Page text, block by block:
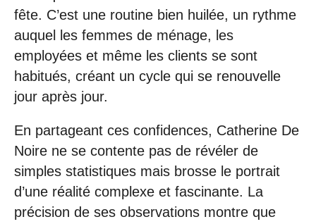
fête. C’est une routine bien huilée, un rythme
auquel les femmes de ménage, les
employées et même les clients se sont
habitués, créant un cycle qui se renouvelle
jour après jour.
En partageant ces confidences, Catherine De
Noire ne se contente pas de révéler de
simples statistiques mais brosse le portrait
d’une réalité complexe et fascinante. La
précision de ses observations montre que